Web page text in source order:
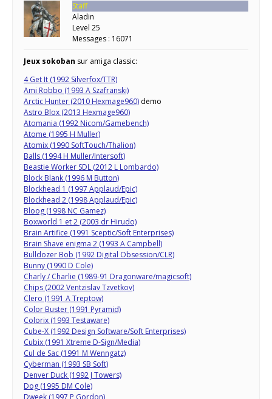
Staff
Aladin
Level 25
Messages : 16071
Jeux sokoban sur amiga classic:
4 Get It (1992 Silverfox/TTR)
Ami Robbo (1993 A Szafranski)
Arctic Hunter (2010 Hexmage960) demo
Astro Blox (2013 Hexmage960)
Atomania (1992 Nicom/Gamebench)
Atome (1995 H Muller)
Atomix (1990 SoftTouch/Thalion)
Balls (1994 H Muller/Intersoft)
Beastie Worker SDL (2012 L Lombardo)
Block Blank (1996 M Button)
Blockhead 1 (1997 Applaud/Epic)
Blockhead 2 (1998 Applaud/Epic)
Bloog (1998 NC Gamez)
Boxworld 1 et 2 (2003 dr Hirudo)
Brain Artifice (1991 Sceptic/Soft Enterprises)
Brain Shave enigma 2 (1993 A Campbell)
Bulldozer Bob (1992 Digital Obsession/CLR)
Bunny (1990 D Cole)
Charly / Charlie (1989-91 Dragonware/magicsoft)
Chips (2002 Ventzislav Tzvetkov)
Clero (1991 A Treptow)
Color Buster (1991 Pyramid)
Colorix (1993 Testaware)
Cube-X (1992 Design Software/Soft Enterprises)
Cubix (1991 Xtreme D-Sign/Media)
Cul de Sac (1991 M Wenngatz)
Cyberman (1993 SB Soft)
Denver Duck (1992 J Towers)
Dog (1995 DM Cole)